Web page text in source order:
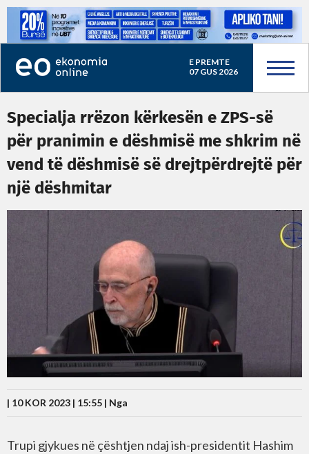
E PREMTE
07 GUS 2026
Specialja rrëzon kërkesën e ZPS-së
për pranimin e dëshmisë me shkrim në
vend të dëshmisë së drejtpërdrejtë për
një dëshmitar
| 10 KOR 2023 | 15:55 | Nga
Trupi gjykues në çështjen ndaj ish-presidentit Hashim